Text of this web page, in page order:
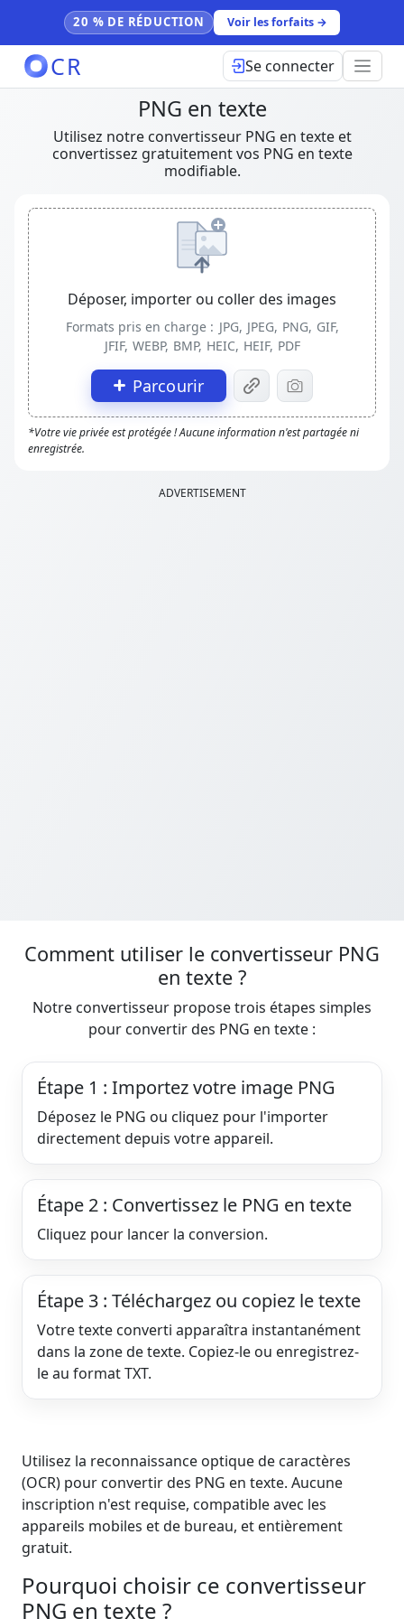
20 % DE RÉDUCTION Voir les forfaits →
CR Se connecter
PNG en texte
Utilisez notre convertisseur PNG en texte et
convertissez gratuitement vos PNG en texte
modifiable.
Déposer, importer ou coller des images
Formats pris en charge : JPG, JPEG, PNG, GIF,
JFIF, WEBP, BMP, HEIC, HEIF, PDF
Parcourir
*Votre vie privée est protégée ! Aucune information n'est partagée ni
enregistrée.
ADVERTISEMENT
Comment utiliser le convertisseur PNG
en texte ?
Notre convertisseur propose trois étapes simples
pour convertir des PNG en texte :
Étape 1 : Importez votre image PNG
Déposez le PNG ou cliquez pour l'importer
directement depuis votre appareil.
Étape 2 : Convertissez le PNG en texte
Cliquez pour lancer la conversion.
Étape 3 : Téléchargez ou copiez le texte
Votre texte converti apparaîtra instantanément
dans la zone de texte. Copiez-le ou enregistrez-
le au format TXT.
Utilisez la reconnaissance optique de caractères
(OCR) pour convertir des PNG en texte. Aucune
inscription n'est requise, compatible avec les
appareils mobiles et de bureau, et entièrement
gratuit.
Pourquoi choisir ce convertisseur
PNG en texte ?